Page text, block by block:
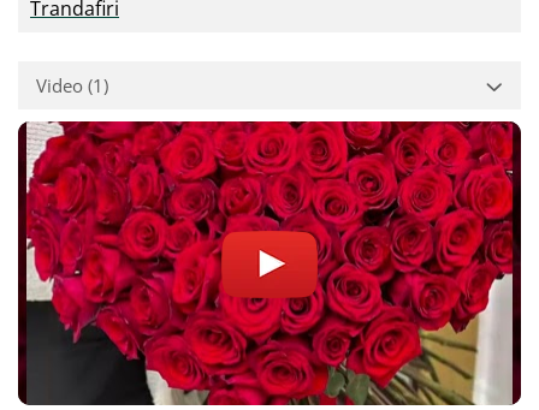
Trandafiri
Video (1)